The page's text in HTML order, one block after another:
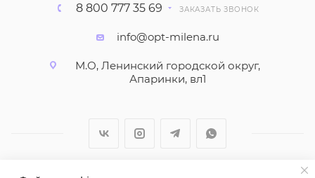
8 800 777 35 69 ЗАКАЗАТЬ ЗВОНОК
info@opt-milena.ru
М.О, Ленинский городской округ,
Апаринки, вл1